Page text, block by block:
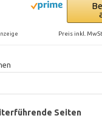
Preis inkl.
Seiten